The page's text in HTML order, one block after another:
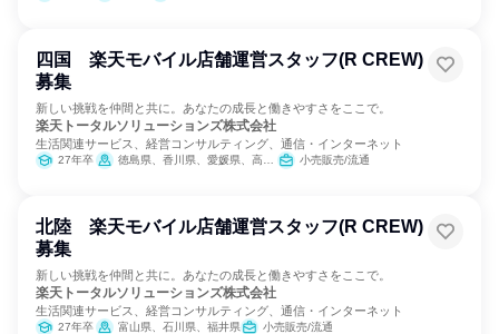
四国 楽天モバイル店舗運営スタッフ(R CREW)
募集
新しい挑戦を仲間と共に。あなたの成長と働きやすさをここで。
楽天トータルソリューションズ株式会社
生活関連サービス、経営コンサルティング、通信・インターネット
27年卒 徳島県、香川県、愛媛県、高知県 小売販売/流通
北陸 楽天モバイル店舗運営スタッフ(R CREW)
募集
新しい挑戦を仲間と共に。あなたの成長と働きやすさをここで。
楽天トータルソリューションズ株式会社
生活関連サービス、経営コンサルティング、通信・インターネット
27年卒 富山県、石川県、福井県 小売販売/流通